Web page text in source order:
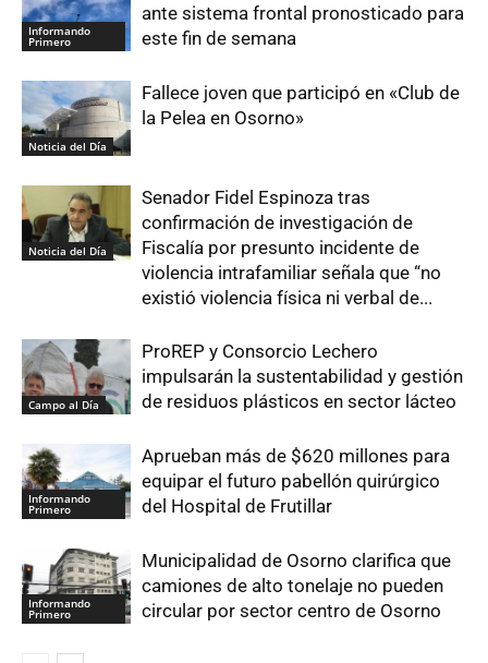
Informando
Primero
ante sistema frontal pronosticado para
este fin de semana
Noticia del Día
Fallece joven que participó en «Club de
la Pelea en Osorno»
Noticia del Día
Senador Fidel Espinoza tras
confirmación de investigación de
Fiscalía por presunto incidente de
violencia intrafamiliar señala que “no
existió violencia física ni verbal de...
Campo al Día
ProREP y Consorcio Lechero
impulsarán la sustentabilidad y gestión
de residuos plásticos en sector lácteo
Informando
Primero
Aprueban más de $620 millones para
equipar el futuro pabellón quirúrgico
del Hospital de Frutillar
Informando
Primero
Municipalidad de Osorno clarifica que
camiones de alto tonelaje no pueden
circular por sector centro de Osorno